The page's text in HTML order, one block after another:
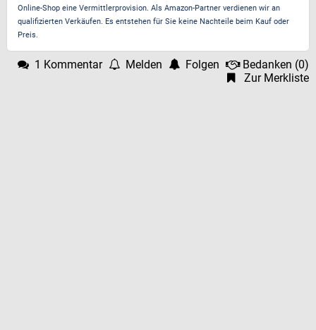
Online-Shop eine Vermittlerprovision. Als Amazon-Partner verdienen wir an
qualifizierten Verkäufen. Es entstehen für Sie keine Nachteile beim Kauf oder
Preis.
1 Kommentar Melden Folgen Bedanken (0)
Zur Merkliste